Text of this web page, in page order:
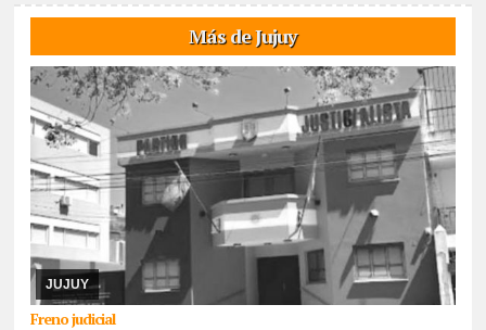
Más de Jujuy
JUJUY
Freno judicial
08/08/2026 El cronograma electoral suspendido, el juez Hansen
resolvió la apelación de la lista Celeste y Blanca, argumenta trató
desigual. Ya corrió traslado a ...